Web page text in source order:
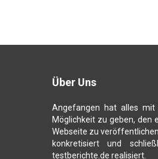
Über Uns
Angefangen hat alles
Möglichkeit zu geben, den
Webseite zu
konkretisiert und
testberichte.de realisiert.